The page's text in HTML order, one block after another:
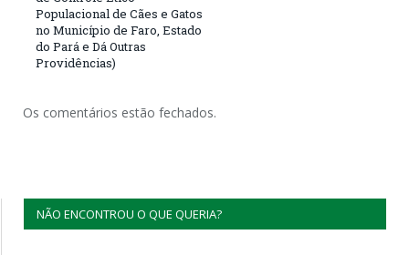
Populacional de Cães e Gatos
no Município de Faro, Estado
do Pará e Dá Outras
Providências)
Os comentários estão fechados.
NÃO ENCONTROU O QUE QUERIA?